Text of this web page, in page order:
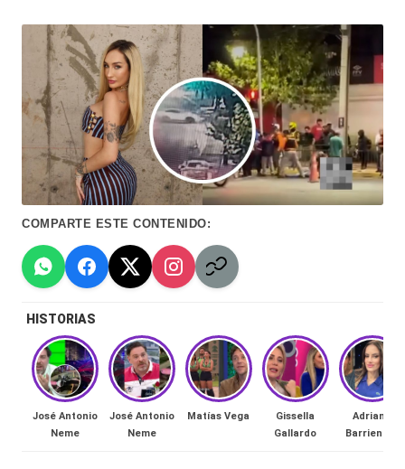
ar
n
d
ul
a
C
hi
le
n
a
🔥
R
Gran
Hermano
-
Tendencias
Exclusivas
-
Tv
redes
lacvc.com
COMPARTE ESTE CONTENIDO:
HISTORIAS
José Antonio
Neme
José Antonio
Neme
Matías Vega
Gissella
Gallardo
Adriana
Barrientos